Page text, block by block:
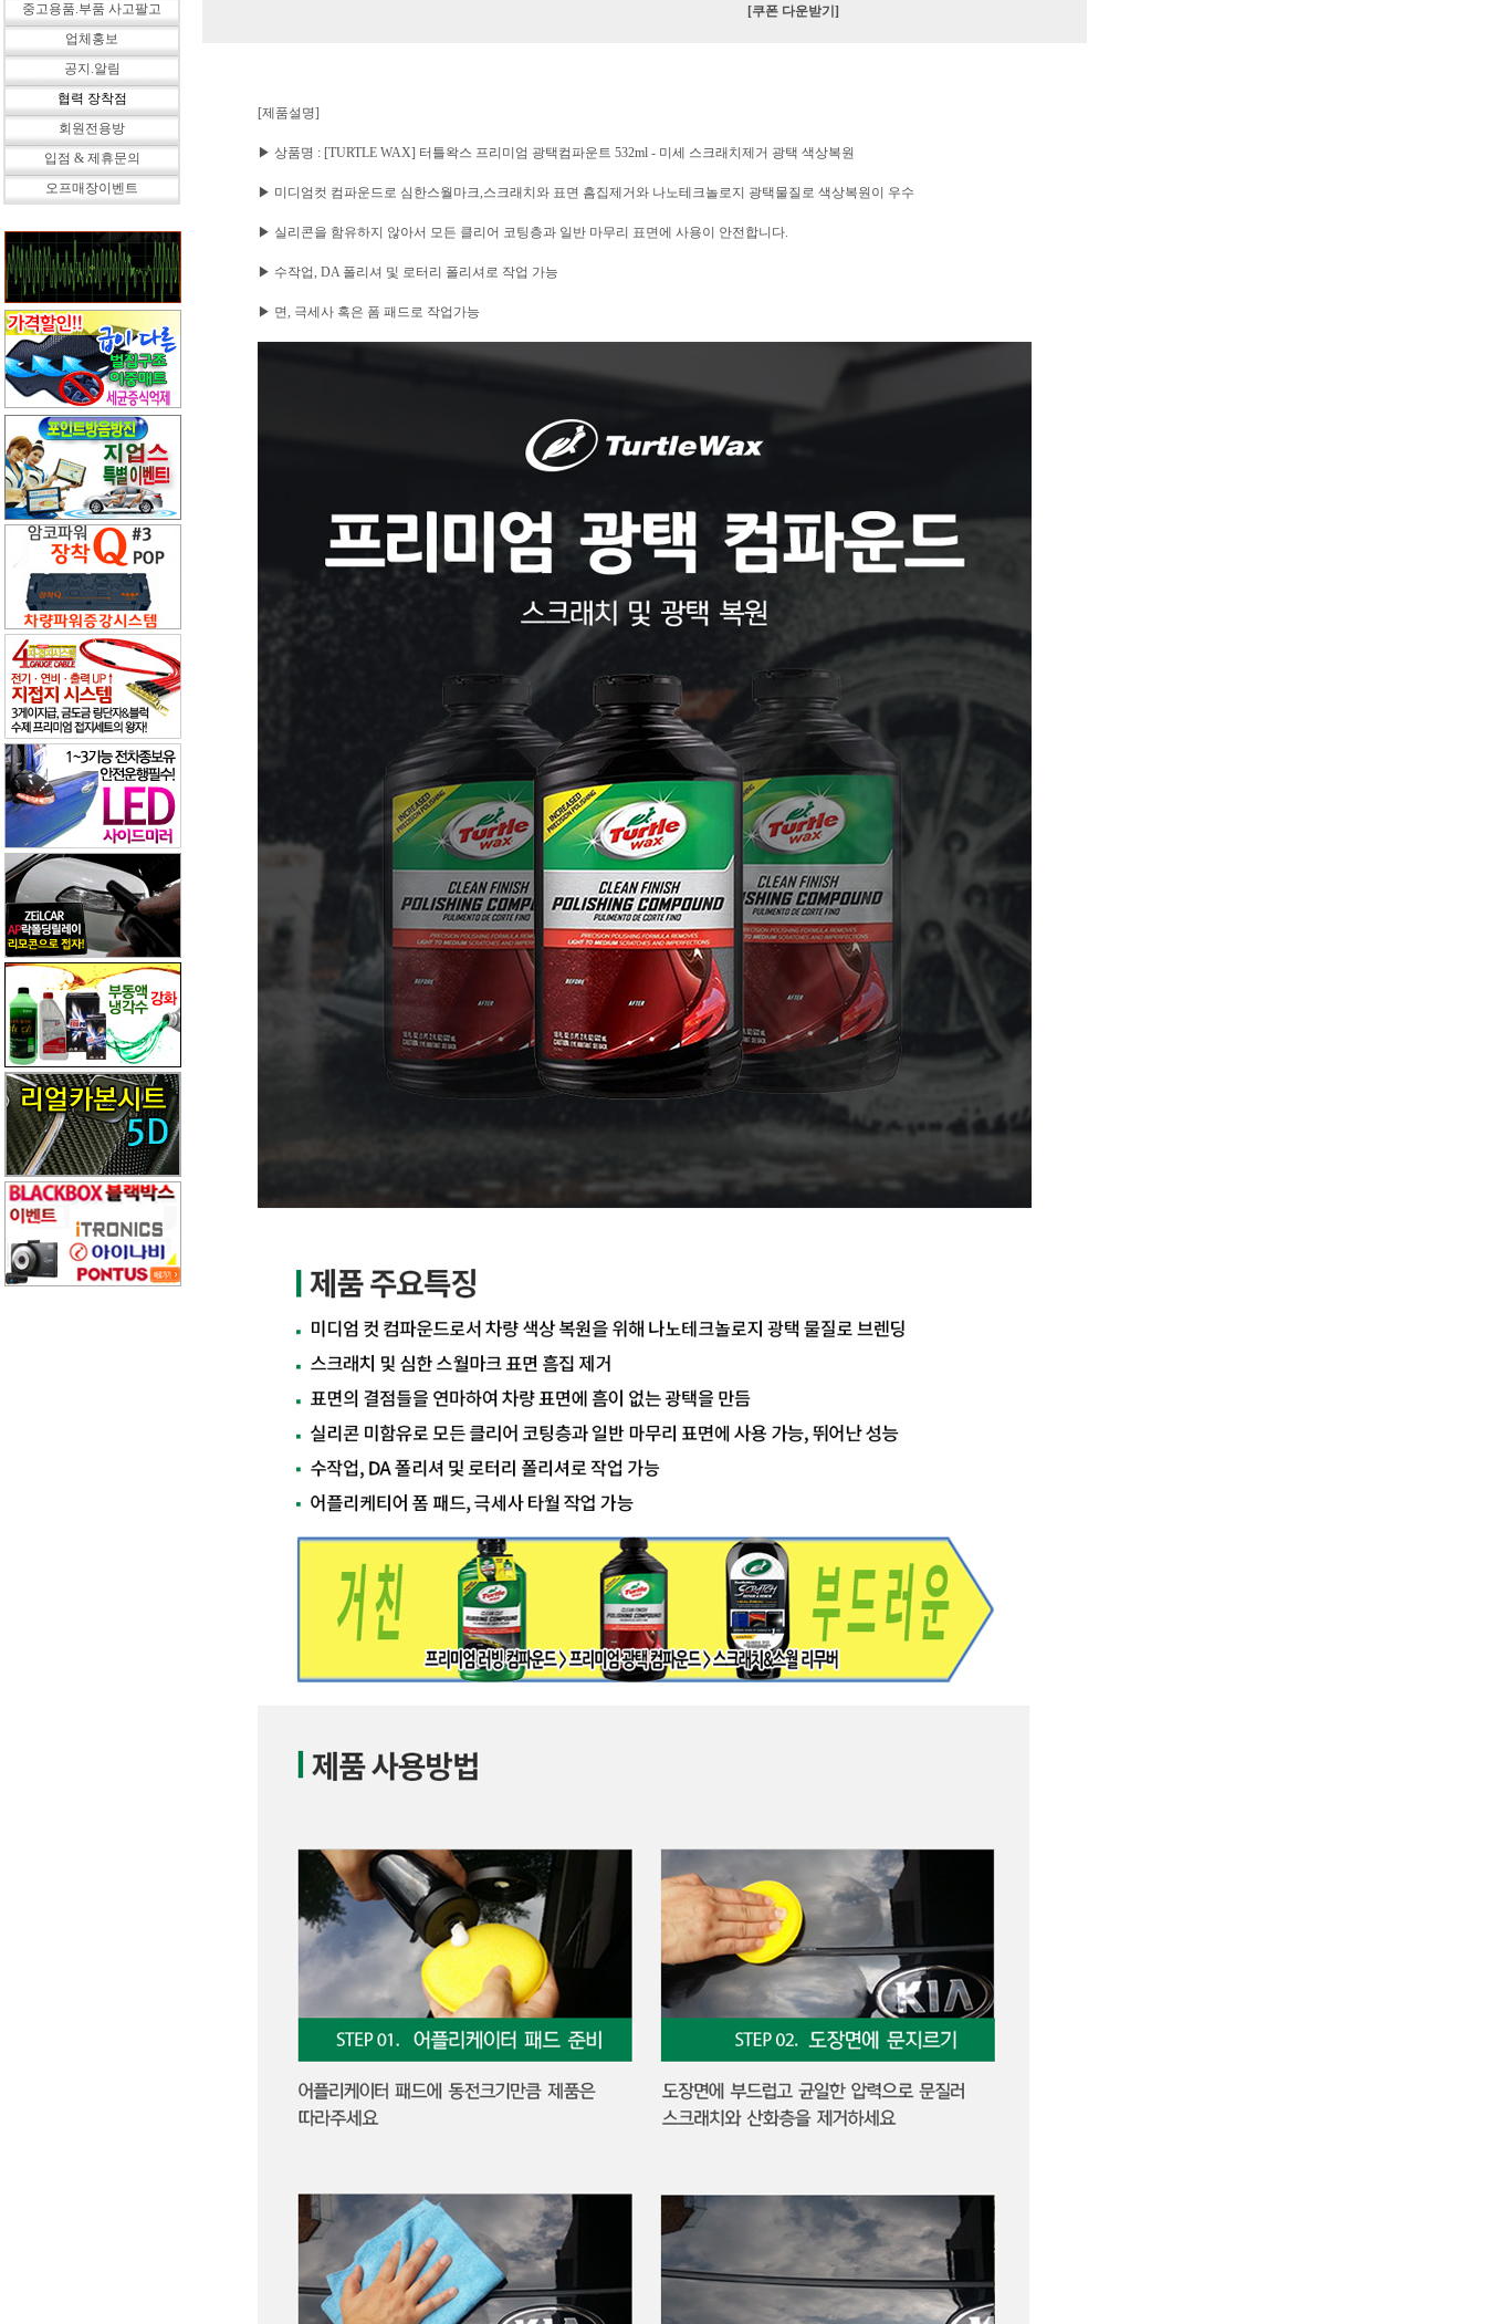
중고용품.부품 사고팔고
업체홍보
공지.알림
협력 장착점
회원전용방
입점 & 제휴문의
오프매장이벤트
[쿠폰 다운받기]
[제품설명]
▶ 상품명 : [TURTLE WAX] 터틀왁스 프리미엄 광택컴파운트 532ml - 미세 스크래치제거 광택 색상복원
▶ 미디엄컷 컴파운드로 심한스월마크,스크래치와 표면 흠집제거와 나노테크놀로지 광택물질로 색상복원이 우수
▶ 실리콘을 함유하지 않아서 모든 클리어 코팅층과 일반 마무리 표면에 사용이 안전합니다.
▶ 수작업, DA 폴리셔 및 로터리 폴리셔로 작업 가능
▶ 면, 극세사 혹은 폼 패드로 작업가능